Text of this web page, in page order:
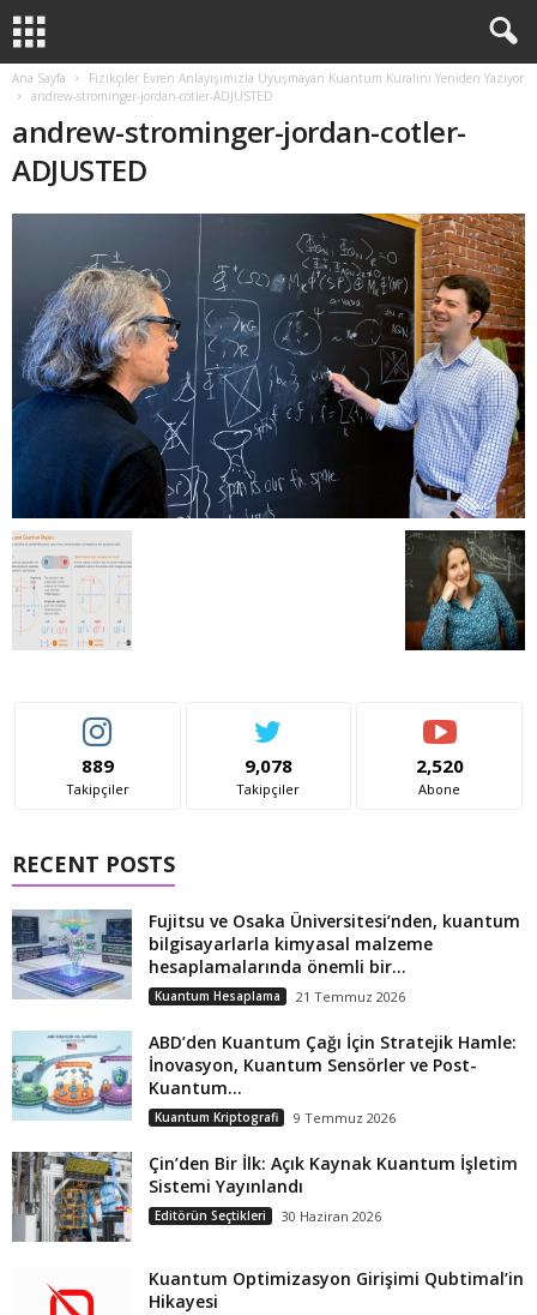
Ana Sayfa
Fizikçiler Evren Anlayışımızla Uyuşmayan Kuantum Kuralını Yeniden Yazıyor
andrew-strominger-jordan-cotler-ADJUSTED
andrew-strominger-jordan-cotler-
ADJUSTED
889
Takipçiler
9,078
Takipçiler
2,520
Abone
RECENT POSTS
Fujitsu ve Osaka Üniversitesi’nden, kuantum
bilgisayarlarla kimyasal malzeme
hesaplamalarında önemli bir...
Kuantum Hesaplama 21 Temmuz 2026
ABD’den Kuantum Çağı İçin Stratejik Hamle:
İnovasyon, Kuantum Sensörler ve Post-
Kuantum...
Kuantum Kriptografi 9 Temmuz 2026
Çin’den Bir İlk: Açık Kaynak Kuantum İşletim
Sistemi Yayınlandı
Editörün Seçtikleri 30 Haziran 2026
Kuantum Optimizasyon Girişimi Qubtimal’in
Hikayesi